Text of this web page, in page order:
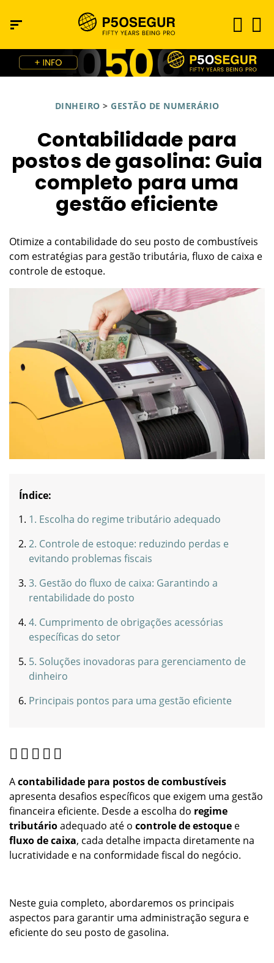
DINHEIRO > GESTÃO DE NUMERÁRIO
Contabilidade para
postos de gasolina: Guia
completo para uma
gestão eficiente
Otimize a contabilidade do seu posto de combustíveis
com estratégias para gestão tributária, fluxo de caixa e
controle de estoque.
Índice:
1. Escolha do regime tributário adequado
2. Controle de estoque: reduzindo perdas e
evitando problemas fiscais
3. Gestão do fluxo de caixa: Garantindo a
rentabilidade do posto
4. Cumprimento de obrigações acessórias
específicas do setor
5. Soluções inovadoras para gerenciamento de
dinheiro
Principais pontos para uma gestão eficiente
Acontabilidade para postos de combustíveis
apresenta desafios específicos que exigem uma gestão
financeira eficiente. Desde a escolha do regime
tributárioadequado até o controle de estoque e
fluxo de caixa, cada detalhe impacta diretamente na
lucratividade e na conformidade fiscal do negócio.
Neste guia completo, abordaremos os principais
aspectos para garantir uma administração segura e
eficiente do seu posto de gasolina.